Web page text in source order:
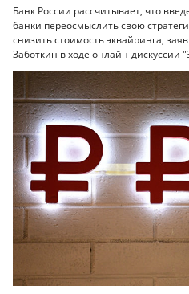
Банк России рассчитывает, что
банки переосмыслить свою
снизить стоимость эквайринга,
Заботкин в ходе онлайн-